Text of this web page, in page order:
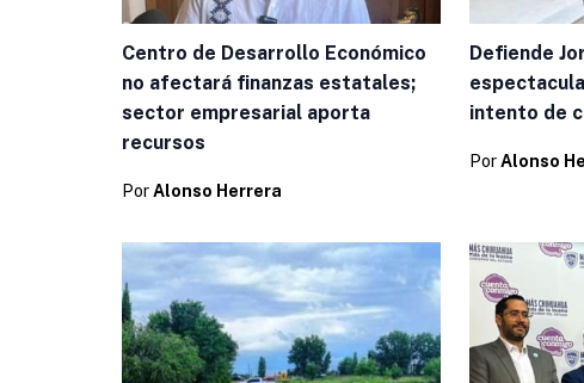
Centro de Desarrollo Económico
no afectará finanzas estatales;
sector empresarial aporta
recursos
PorAlonso Herrera
Defiende
intento de
PorAlonso